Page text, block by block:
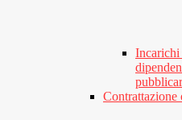
Incarichi
Contrattazione